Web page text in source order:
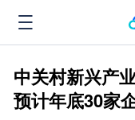
中关村新兴产
预计年底30家